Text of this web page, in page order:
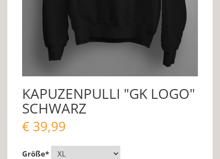
KAPUZENPULLI "GK LOGO"
SCHWARZ
€ 39,99
Größe*